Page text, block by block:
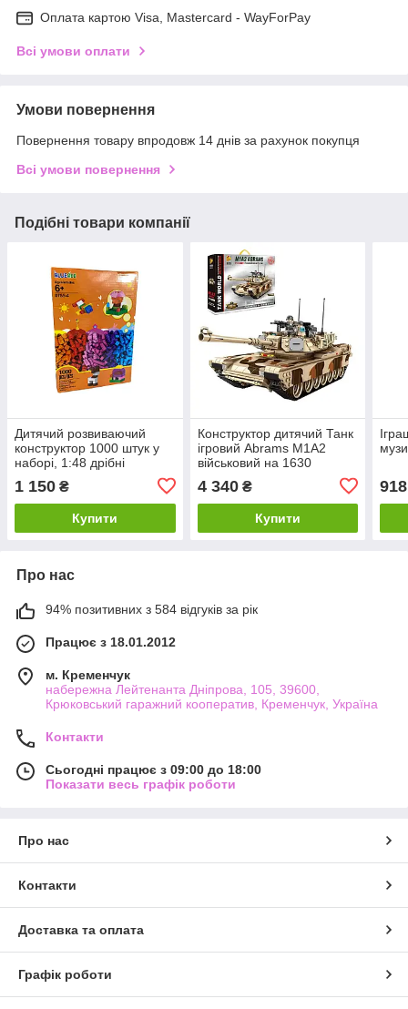
Оплата картою Visa, Mastercard - WayForPay
Всі умови оплати
Умови повернення
Повернення товару впродовж 14 днів за рахунок покупця
Всі умови повернення
Подібні товари компанії
Дитячий розвиваючий
конструктор 1000 штук у
наборі, 1:48 дрібні
20x15x3.5 см
1 150 ₴
Купити
Конструктор дитячий Танк
ігровий Abrams M1A2
військовий на 1630
4 340₴
Купити
918
Про нас
94% позитивних з 584 відгуків за рік
Працює з 18.01.2012
м. Кременчук
набережна Лейтенанта Дніпрова, 105, 39600,
Крюковський гаражний кооператив, Кременчук, Україна
Контакти
Сьогодні працює з 09:00 до 18:00
Показати весь графік роботи
Про нас
Контакти
Доставка та оплата
Графік роботи